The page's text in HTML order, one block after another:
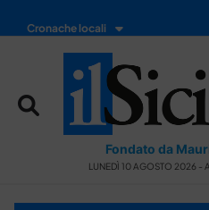
Cronache locali
Fondato da
LUNEDÌ 10 AGOSTO 2026 -